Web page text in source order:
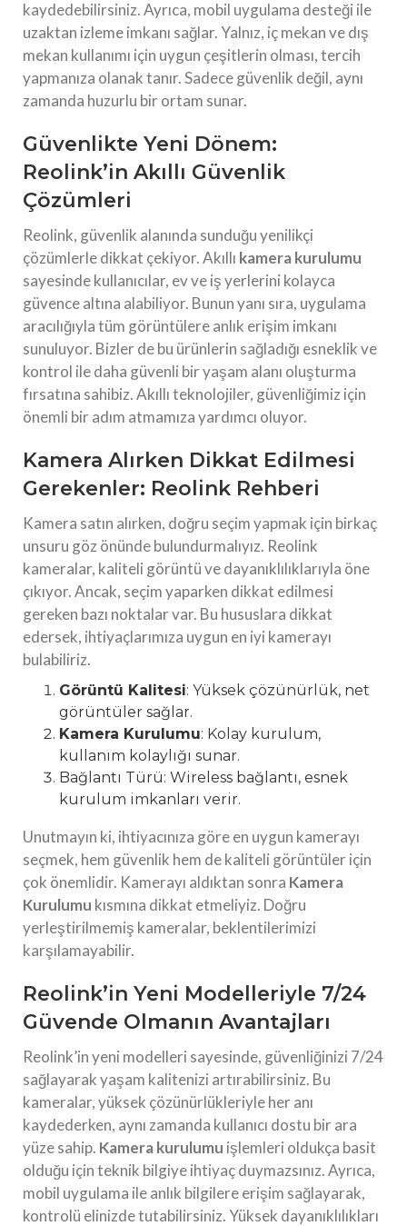
kaydedebilirsiniz. Ayrıca, mobil uygulama desteği ile
uzaktan izleme imkanı sağlar. Yalnız, iç mekan ve dış
mekan kullanımı için uygun çeşitlerin olması, tercih
yapmanıza olanak tanır. Sadece güvenlik değil, aynı
zamanda huzurlu bir ortam sunar.
Güvenlikte Yeni Dönem:
Reolink’in Akıllı Güvenlik
Çözümleri
Reolink, güvenlik alanında sunduğu yenilikçi
çözümlerle dikkat çekiyor. Akıllı kamera kurulumu
sayesinde kullanıcılar, ev ve iş yerlerini kolayca
güvence altına alabiliyor. Bunun yanı sıra, uygulama
aracılığıyla tüm görüntülere anlık erişim imkanı
sunuluyor. Bizler de bu ürünlerin sağladığı esneklik ve
kontrol ile daha güvenli bir yaşam alanı oluşturma
fırsatına sahibiz. Akıllı teknolojiler, güvenliğimiz için
önemli bir adım atmamıza yardımcı oluyor.
Kamera Alırken Dikkat Edilmesi
Gerekenler: Reolink Rehberi
Kamera satın alırken, doğru seçim yapmak için birkaç
unsuru göz önünde bulundurmalıyız. Reolink
kameralar, kaliteli görüntü ve dayanıklılıklarıyla öne
çıkıyor. Ancak, seçim yaparken dikkat edilmesi
gereken bazı noktalar var. Bu hususlara dikkat
edersek, ihtiyaçlarımıza uygun en iyi kamerayı
bulabiliriz.
Görüntü Kalitesi: Yüksek çözünürlük, net
görüntüler sağlar.
Kamera Kurulumu: Kolay kurulum,
kullanım kolaylığı sunar.
Bağlantı Türü: Wireless bağlantı, esnek
kurulum imkanları verir.
Unutmayın ki, ihtiyacınıza göre en uygun kamerayı
seçmek, hem güvenlik hem de kaliteli görüntüler için
çok önemlidir. Kamerayı aldıktan sonra Kamera
Kurulumu kısmına dikkat etmeliyiz. Doğru
yerleştirilmemiş kameralar, beklentilerimizi
karşılamayabilir.
Reolink’in Yeni Modelleriyle 7/24
Güvende Olmanın Avantajları
Reolink’in yeni modelleri sayesinde, güvenliğinizi 7/24
sağlayarak yaşam kalitenizi artırabilirsiniz. Bu
kameralar, yüksek çözünürlükleriyle her anı
kaydederken, aynı zamanda kullanıcı dostu bir ara
yüze sahip. Kamera kurulumu işlemleri oldukça basit
olduğu için teknik bilgiye ihtiyaç duymazsınız. Ayrıca,
mobil uygulama ile anlık bilgilere erişim sağlayarak,
kontrolü elinizde tutabilirsiniz. Yüksek dayanıklılıkları